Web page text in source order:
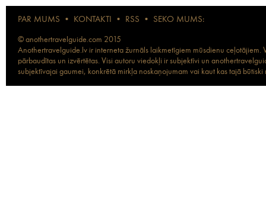
PAR MUMS • KONTAKTI • RSS • SEKO MUMS:
© anothertravelguide.com 2015
Anothertravelguide.lv ir interneta žurnāls laikmetīgiem mūsdienu
pārbaudītas un izvērtētas. Visi autoru viedokļi ir subjektīvi un
subjektīvajai gaumei, konkrētā mirkļa noskaņojumam vai kaut kas tajā